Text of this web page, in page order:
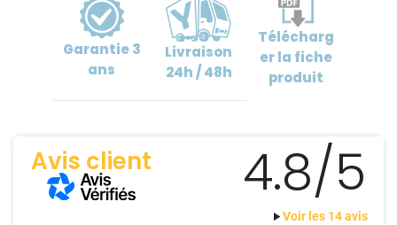
Garantie3
ans
Livraison
24h / 48h
Télécharg
erla fiche
produit
Avis client 4.8/5
Voir les 14 avis